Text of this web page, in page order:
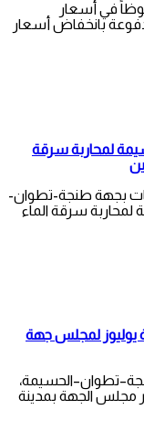
في أسعار
بانخفاض أسعار
لمحاربة سرقة
بجهة طنجة-تطوان-
لمحاربة سرقة الماء
يوليوز لمجلس جهة
الجاري، بمقر مجلس الجهة بمدينة